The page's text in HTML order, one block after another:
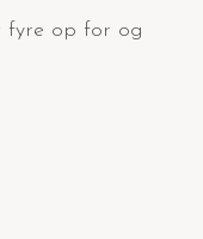
fyre op for og